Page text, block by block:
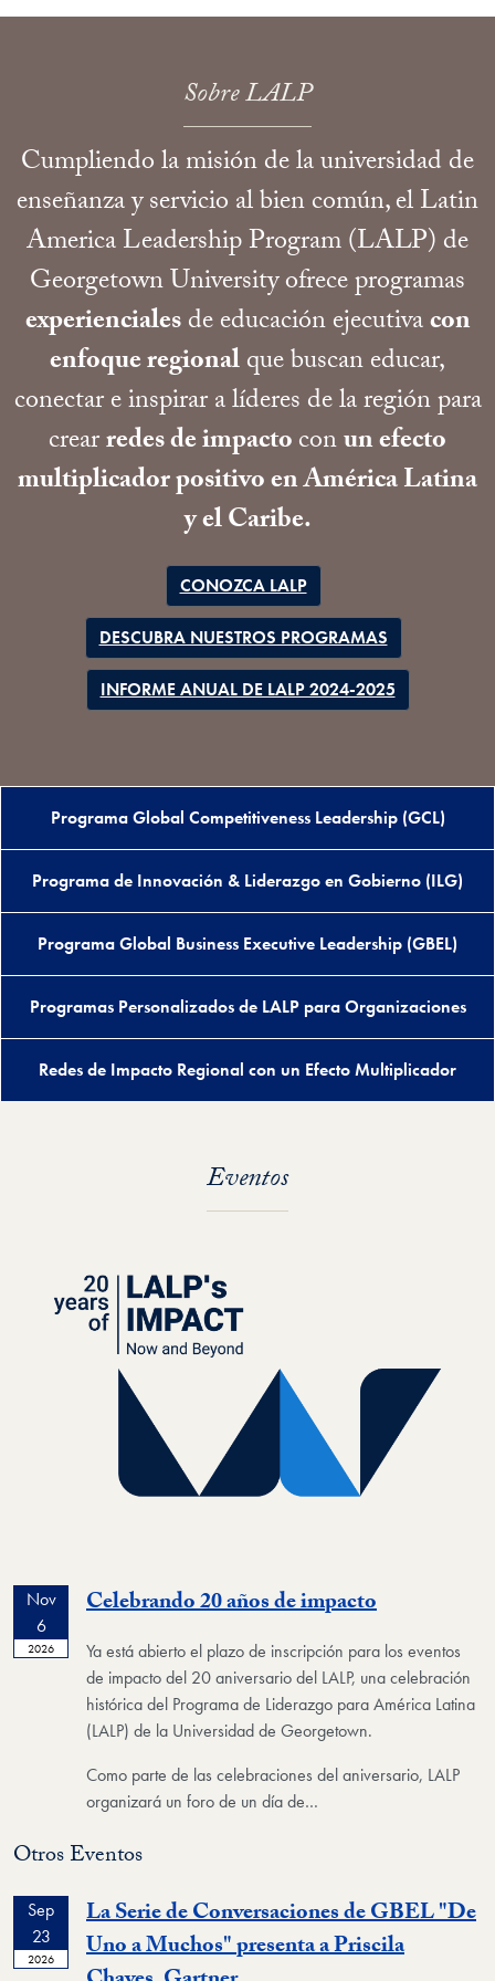
Sobre LALP
Cumpliendo la misión de la universidad de
enseñanza y servicio al bien común, el Latin
America Leadership Program (LALP) de
Georgetown University ofrece programas
experiencialesde educación ejecutivacon
enfoque regionalque buscan educar,
conectar e inspirar a líderes de la región para
crearredes de impactoconunefecto
multiplicador positivo en América Latina
y el Caribe.
CONOZCA LALP
DESCUBRA NUESTROS PROGRAMAS
INFORME ANUAL DE LALP 2024-2025
Programa Global Competitiveness Leadership (GCL)
Programa de Innovación & Liderazgo en Gobierno (ILG)
Programa Global Business Executive Leadership (GBEL)
Programas Personalizados de LALP para Organizaciones
Redes de Impacto Regional con un Efecto Multiplicador
Eventos
Nov
6
2026
Celebrando 20 años de impactoEvent
Ya está abierto el plazo de inscripción para los eventos
de impacto del 20 aniversario del LALP, una celebración
histórica del Programa de Liderazgo para América Latina
(LALP) de la Universidad de Georgetown.
Como parte de las celebraciones del aniversario, LALP
organizará un foro de un día de…
Otros Eventos
Sep
23
2026
La Serie de Conversaciones de GBEL "De
Uno a Muchos" presenta a Priscila